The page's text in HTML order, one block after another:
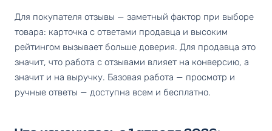
Для покупателя отзывы — заметный фактор при выборе
товара: карточка с ответами продавца и высоким
рейтингом вызывает больше доверия. Для продавца это
значит, что работа с отзывами влияет на конверсию, а
значит и на выручку. Базовая работа — просмотр и
ручные ответы — доступна всем и бесплатно.